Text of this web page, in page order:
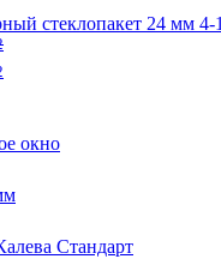
стеклопакет 24 мм 4-
окно
Стандарт